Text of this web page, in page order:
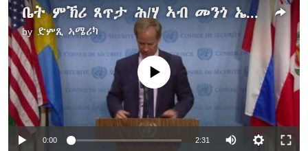
ቤት ምኽሪ ጸጥታ ሕ/ሃ ኣብ መንጎ ኤርትራን ሶማል ዝተበጽሓ ስምምዕ ምሕዝነትን ምትሕግጋዝን ንዒዱ
by ድምጺ ኣሜሪካ
No media source currently available
0:00 2:31